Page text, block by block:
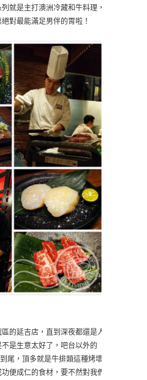
就是主打澳洲冷藏和牛料理，
對最能滿足男伴的胃啦！
的延吉店，直到深夜都還是人
是生意太好了，吧台以外的
尾，頂多就是牛排類這種烤壞
便成仁的食材，要不然對我們